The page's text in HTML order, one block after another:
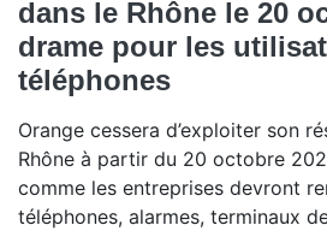
dans le Rhône le 20
drame pour les
téléphones
Orange cessera d’exploiter son
Rhône à partir du 20 octobre
comme les entreprises devront
téléphones, alarmes, terminaux